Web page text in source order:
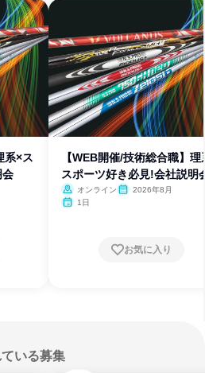
系×ス
会
【WEB開催/技術総合職】理
スポーツ好き必見!会社説明
オンライン
2026年8月
1日
お気に入り
いる募集